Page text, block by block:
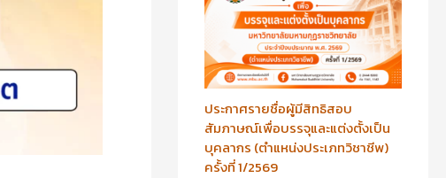
ประกาศรายชื่อผู้มีสิทธิสอบ
สัมภาษณ์เพื่อบรรจุและแต่งตั้งเป็น
บุคลากร (ตำแหน่งประเภทวิชาชีพ)
ครั้งที่ 1/2569